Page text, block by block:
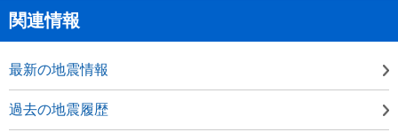
関連情報
最新の地震情報
過去の地震履歴